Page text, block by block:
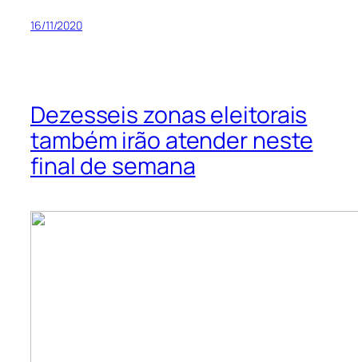
16/11/2020
Dezesseis zonas eleitorais
também irão atender neste
final de semana